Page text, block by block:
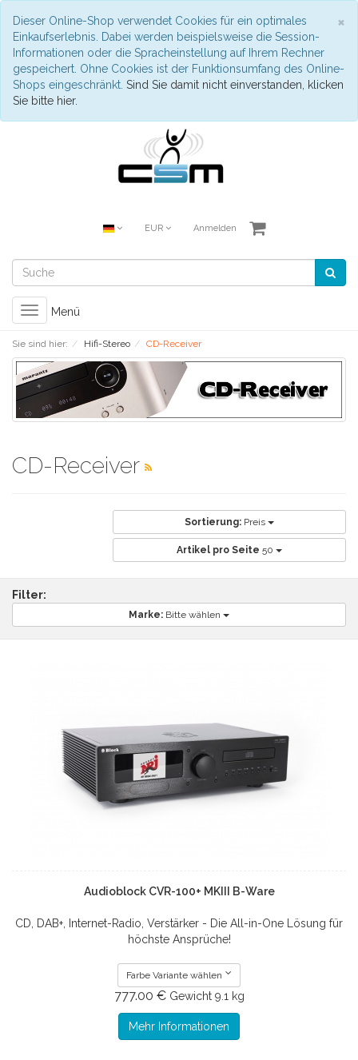
×
Dieser Online-Shop verwendet Cookies für ein optimales
Einkaufserlebnis. Dabei werden beispielsweise die Session-
Informationen oder die Spracheinstellung auf Ihrem Rechner
gespeichert. Ohne Cookies ist der Funktionsumfang des Online-
Shops eingeschränkt. Sind Sie damit nicht einverstanden, klicken
Sie bitte hier.
EUR Anmelden
Toggle
navigation
Menü
Sie sind hier: Hifi-Stereo CD-Receiver
CD-Receiver
Sortierung: Preis
Artikel pro Seite 50
Filter:
Marke: Bitte wählen
Audioblock CVR-100+ MKIII B-Ware
CD, DAB+, Internet-Radio, Verstärker - Die All-in-One Lösung für
höchste Ansprüche!
Farbe Variante wählen
777.00 € Gewicht 9.1 kg
Mehr Informationen